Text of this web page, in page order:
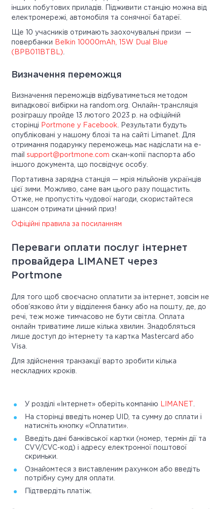
інших побутових приладів. Підживити станцію можна від
електромережі, автомобіля та сонячної батареї.
Ще 10 учасників отримають заохочувальні призи —
повербанки
Belkin 10000mAh, 15W Dual Blue
(BPB011BTBL)
Визначення переможця
Визначення переможців відбуватиметься методом
випадкової вибірки на random.org. Онлайн-трансляція
розіграшу пройде 13 лютого 2023 р. на офіційній
сторінці
Portmone у Facebook . Результати будуть
опубліковані у нашому блозі та на сайті Limanet. Для
отримання подарунку переможець має надіслати на e-
mail support@portmone.com скан-копії паспорта або
іншого документа, що посвідчує особу.
Портативна зарядна станція — мрія мільйонів українців
цієї зими. Можливо, саме вам цього разу пощастить.
Отже, не пропустіть чудової нагоди, скористайтеся
шансом отримати цінний приз!
Офіційні правила за посиланням
Переваги оплати послуг інтернет
провайдера LIMANET через
Portmone
Для того щоб своєчасно оплатити за інтернет, зовсім не
обов’язково йти у відділення банку або на пошту, де, до
речі, теж може тимчасово не бути світла. Оплата
онлайн триватиме лише кілька хвилин. Знадобляться
лише доступ до інтернету та картка Mastercard або
Visa.
Для здійснення транзакції варто зробити кілька
нескладних кроків.
У розділі «Інтернет» оберіть компанію LIMANET
На сторінці введіть номер UID, та сумму до сплати і
натисніть кнопку «Оплатити».
Введіть дані банківської картки (номер, термін дії та
CVV/CVC-код) і адресу електронної поштової
скриньки.
Ознайомтеся з виставленим рахунком або введіть
потрібну суму для оплати.
Підтвердіть платіж.